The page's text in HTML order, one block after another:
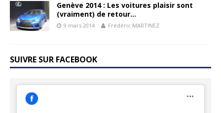
Genève 2014 : Les voitures plaisir sont
(vraiment) de retour…
9 mars 2014 Frédéric MARTINEZ
SUIVRE SUR FACEBOOK